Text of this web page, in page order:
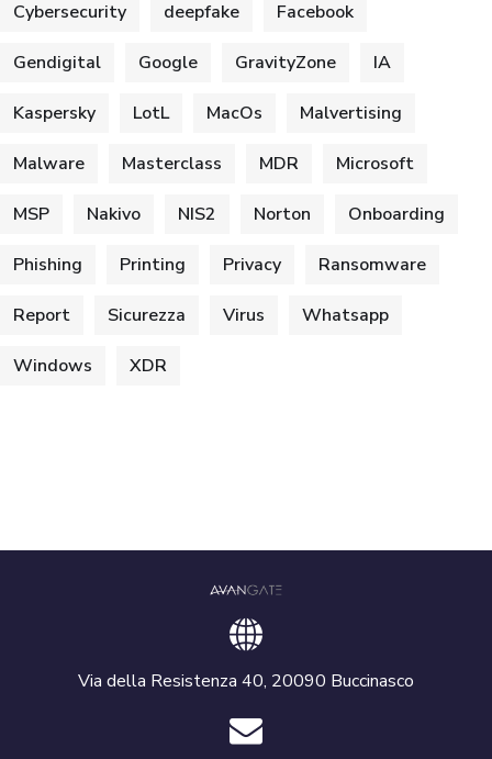
Cybersecurity deepfake Facebook
Gendigital Google GravityZone IA
Kaspersky LotL MacOs Malvertising
Malware Masterclass MDR Microsoft
MSP Nakivo NIS2 Norton Onboarding
Phishing Printing Privacy Ransomware
Report Sicurezza Virus Whatsapp
Windows XDR
Via della Resistenza 40, 20090 Buccinasco